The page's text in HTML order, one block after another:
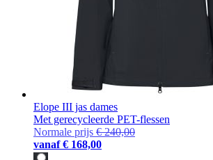
Elope III jas dames
Met gerecycleerde PET-flessen
Normale prijs € 240,00
vanaf € 168,00